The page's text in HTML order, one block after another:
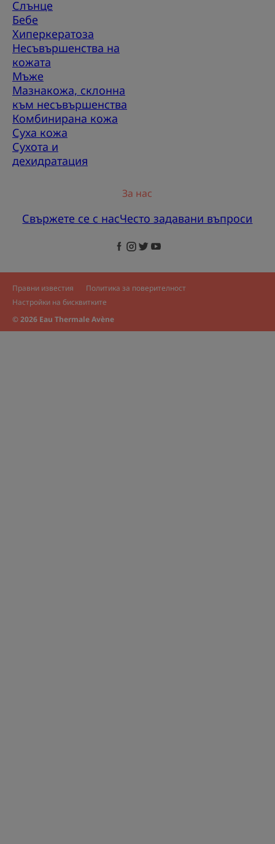
Слънце
Бебе
Хиперкератоза
Несъвършенства на
кожата
Мъже
Мазнакожа, склонна
към несъвършенства
Комбинирана кожа
Суха кожа
Сухота и
дехидратация
За нас
Свържете се с насЧесто задавани въпроси
Правни известия
Политика за поверителност
Настройки на бисквитките
© 2026 Eau Thermale Avène